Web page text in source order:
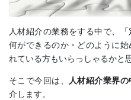
人材紹介の業務をする中で、
何ができるのか・どのように
れている方もいらっしゃるかと
そこで今回は、 人材紹介業界
介します。